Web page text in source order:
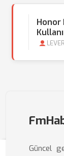
Honor
Güncel